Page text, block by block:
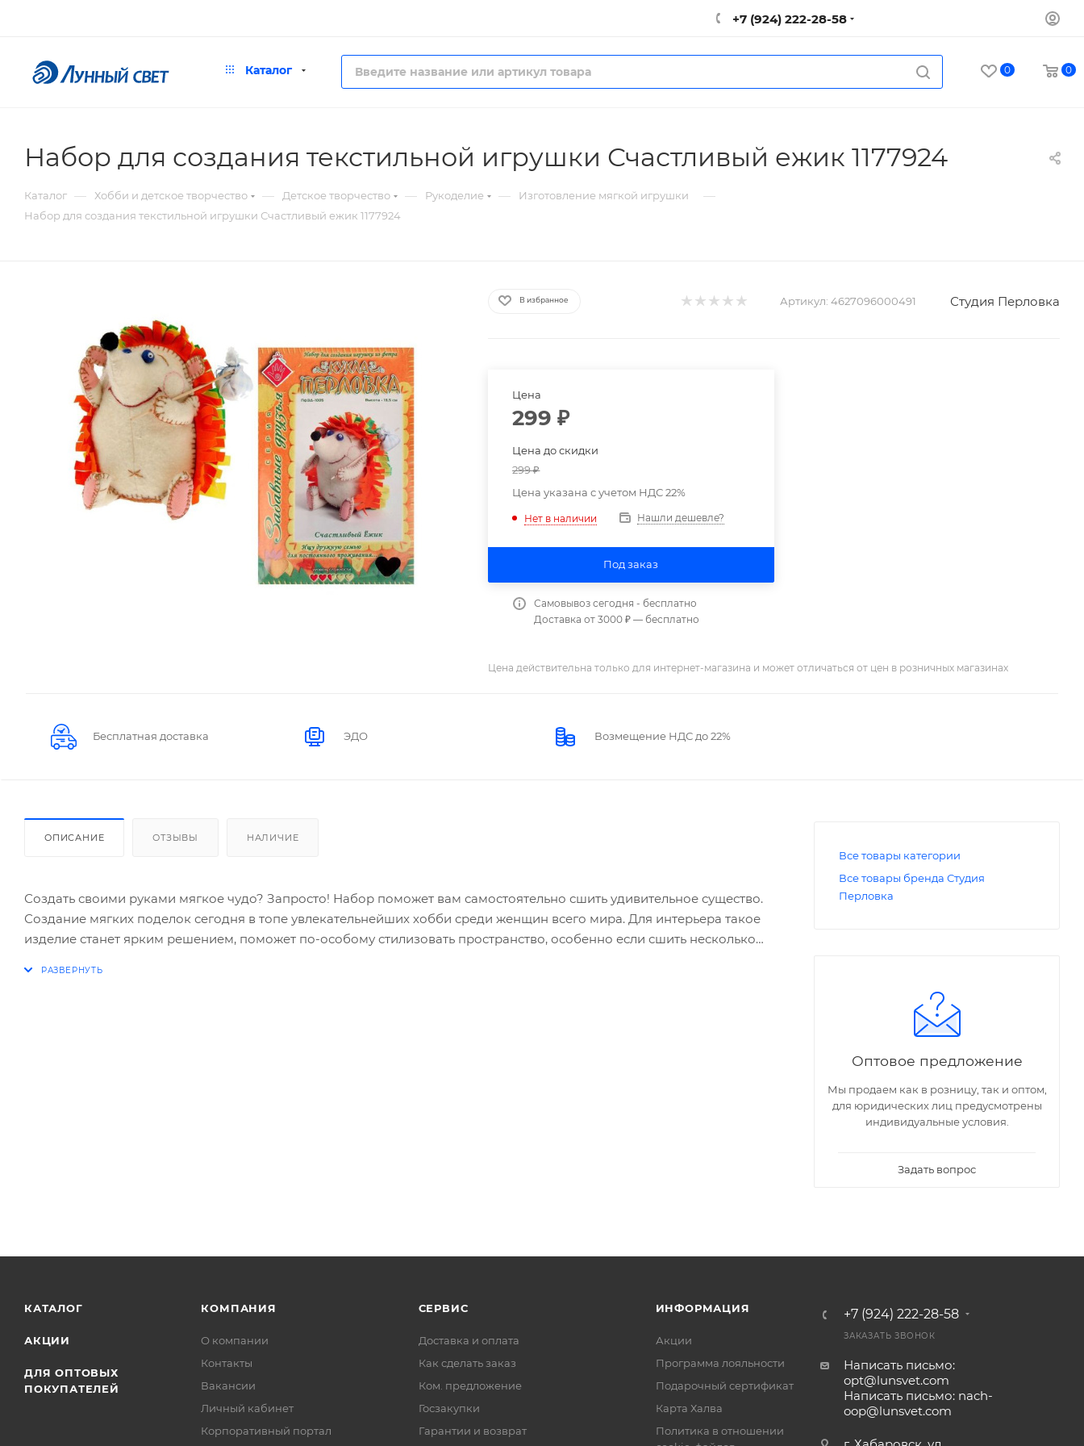
+7 (924) 222-28-58
Каталог 0 0
Набор для создания текстильной игрушки Счастливый ежик 1177924
Каталог — Хобби и детское творчество — Детское творчество — Рукоделие — Изготовление мягкой игрушки —
Набор для создания текстильной игрушки Счастливый ежик 1177924
В избранное Артикул: 4627096000491 Студия Перловка
Цена
299 ₽
Цена до скидки
299₽
Цена указана с учетом НДС 22%
Нет в наличии Нашли дешевле?
Под заказ
Самовывоз сегодня - бесплатно
Доставка от 3000 ₽ — бесплатно
Цена действительна только для интернет-магазина и может отличаться от цен в розничных магазинах
Бесплатная доставка ЭДО Возмещение НДС до 22%
ОПИСАНИЕ ОТЗЫВЫ НАЛИЧИЕ
Создать своими руками мягкое чудо? Запросто! Набор поможет вам самостоятельно сшить удивительное существо.
Создание мягких поделок сегодня в топе увлекательнейших хобби среди женщин всего мира. Для интерьера такое
изделие станет ярким решением, поможет по-особому стилизовать пространство, особенно если сшить несколько
Все товары категории
Все товары бренда Студия
Перловка
Оптовое предложение
Мы продаем как в розницу, так и оптом,
для юридических лиц предусмотрены
индивидуальные условия.
Задать вопрос
КАТАЛОГ
АКЦИИ
ДЛЯ ОПТОВЫХ
ПОКУПАТЕЛЕЙ
КОМПАНИЯ
О компании
Контакты
Вакансии
Личный кабинет
Корпоративный портал
СЕРВИС
Доставка и оплата
Как сделать заказ
Ком. предложение
Госзакупки
Гарантии и возврат
ИНФОРМАЦИЯ
Акции
Программа лояльности
Подарочный сертификат
Карта Халва
Политика в отношении
+7 (924) 222-28-58
ЗАКАЗАТЬ ЗВОНОК
Написать письмо:
opt@lunsvet.com
Написать письмо: nach-
oop@lunsvet.com